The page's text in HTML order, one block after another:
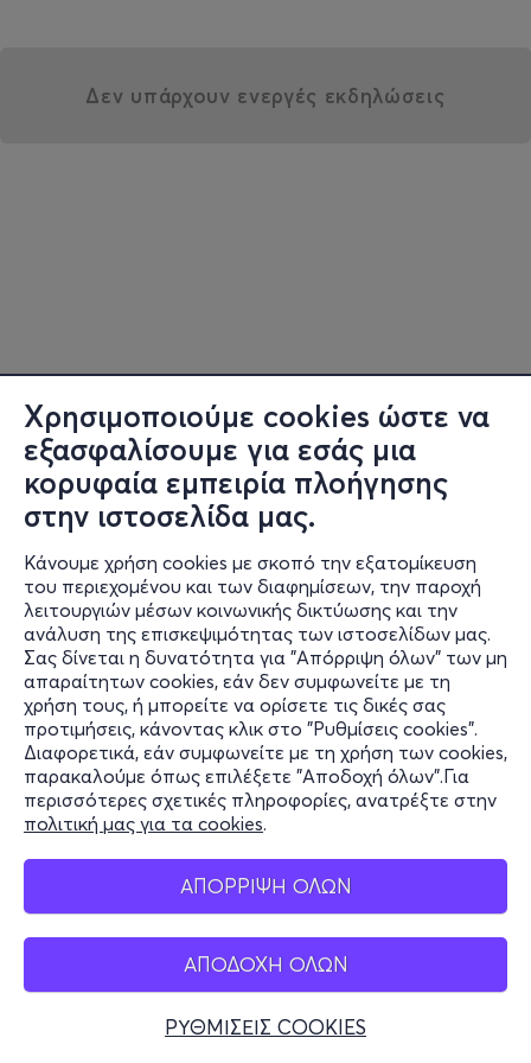
Χρησιμοποιούμε cookies ώστε να
εξασφαλίσουμε για εσάς μια
κορυφαία εμπειρία πλοήγησης
στην ιστοσελίδα μας.
Κάνουμε χρήση cookies με σκοπό την εξατομίκευση
του περιεχομένου και των διαφημίσεων, την παροχή
λειτουργιών μέσων κοινωνικής δικτύωσης και την
ανάλυση της επισκεψιμότητας των ιστοσελίδων μας.
Σας δίνεται η δυνατότητα για "Απόρριψη όλων" των μη
απαραίτητων cookies, εάν δεν συμφωνείτε με τη
χρήση τους, ή μπορείτε να ορίσετε τις δικές σας
προτιμήσεις, κάνοντας κλικ στο "Ρυθμίσεις cookies".
Διαφορετικά, εάν συμφωνείτε με τη χρήση των cookies,
παρακαλούμε όπως επιλέξετε "Αποδοχή όλων".Για
περισσότερες σχετικές πληροφορίες, ανατρέξτε στην
πολιτική μας για τα cookies.
ΑΠΟΡΡΙΨΗ ΟΛΩΝ
ΑΠΟΔΟΧΗ ΟΛΩΝ
ΡΥΘΜΙΣΕΙΣ COOKIES
Δεν υπάρχουν ενεργές εκδηλώσεις